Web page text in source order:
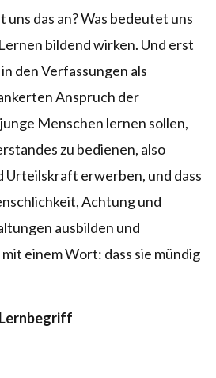
uns das an? Was bedeutet uns
bildend wirken. Und erst
den Verfassungen als
Anspruch der
Menschen lernen sollen,
zu bedienen, also
Urteilskraft erwerben, und dass
Achtung und
ausbilden und
einem Wort: dass sie mündig